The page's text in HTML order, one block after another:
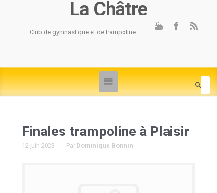
La Châtre
Club de gymnastique et de trampoline
Finales trampoline à Plaisir
12 juin 2023 Par Dominique Bonnin